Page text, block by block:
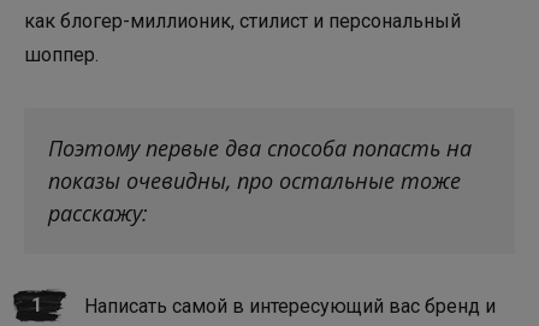
как блогер-миллионик, стилист и персональный
шоппер.
Поэтому первые два способа попасть на
показы очевидны, про остальные тоже
расскажу:
Написать самой в интересующий вас бренд и